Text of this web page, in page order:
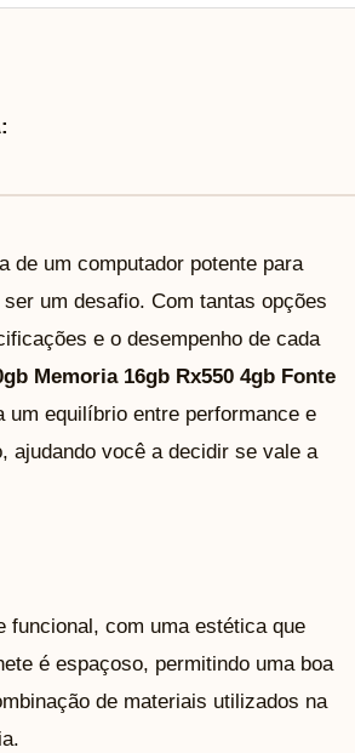
de um computador potente para
um desafio. Com tantas opções
e o desempenho de cada
Memoria 16gb Rx550 4gb Fonte
um equilíbrio entre performance e
ajudando você a decidir se vale a
funcional, com uma estética que
é espaçoso, permitindo uma boa
de materiais utilizados na